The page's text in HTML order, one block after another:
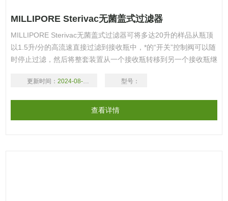
MILLIPORE Sterivac无菌盖式过滤器
MILLIPORE Sterivac无菌盖式过滤器可将多达20升的样品从瓶顶
以1.5升/分的高流速直接过滤到接收瓶中，*的“开关”控制阀可以随
时停止过滤，然后将整套装置从一个接收瓶转移到另一个接收瓶继
用于水溶液除菌过滤，无菌包装。 详细资料： 产品编号 产品描述
更新时间： 2024-08-17 型号：
查看详情